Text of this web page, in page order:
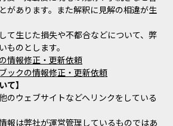
があります。また解釈に見解の相違が生
て生じた損失や不都合などについて、弊
ものとします。
情報修正・更新依頼
ックの情報修正・更新依頼
て
のウェブサイトなどへリンクをしている
報は弊社が運営管理しているものではあ